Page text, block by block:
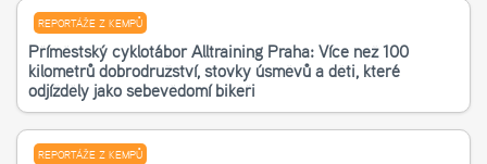
REPORTÁŽE Z KEMPŮ
Příměstský cyklotábor Alltraining Praha: Více než 100
kilometrů dobrodružství, stovky úsměvů a děti, které
odjížděly jako sebevědomí bikeři
REPORTÁŽE Z KEMPŮ